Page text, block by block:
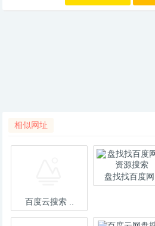
相似网址
百度云搜索 ..
盘找找百度网..